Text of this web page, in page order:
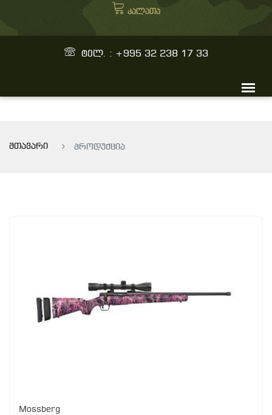
კალათა
ტელ. : +995 32 238 17 33
მთავარი პროდუქცია
Mossberg